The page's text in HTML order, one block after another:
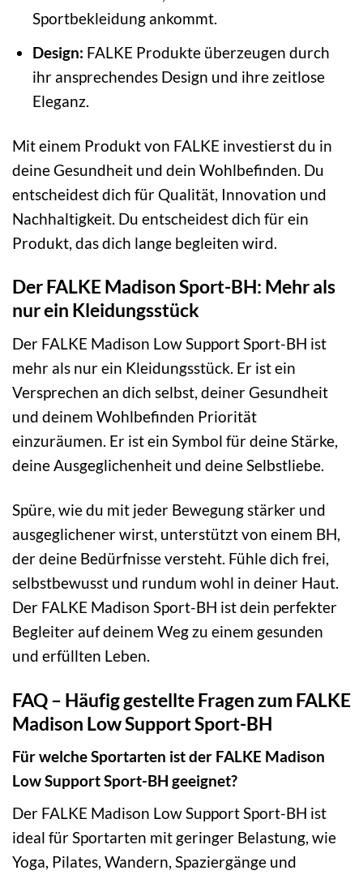
Sportbekleidung ankommt.
Design: FALKE Produkte überzeugen durch
ihr ansprechendes Design und ihre zeitlose
Eleganz.
Mit einem Produkt von FALKE investierst du in
deine Gesundheit und dein Wohlbefinden. Du
entscheidest dich für Qualität, Innovation und
Nachhaltigkeit. Du entscheidest dich für ein
Produkt, das dich lange begleiten wird.
Der FALKE Madison Sport-BH: Mehr als
nur ein Kleidungsstück
Der FALKE Madison Low Support Sport-BH ist
mehr als nur ein Kleidungsstück. Er ist ein
Versprechen an dich selbst, deiner Gesundheit
und deinem Wohlbefinden Priorität
einzuräumen. Er ist ein Symbol für deine Stärke,
deine Ausgeglichenheit und deine Selbstliebe.
Spüre, wie du mit jeder Bewegung stärker und
ausgeglichener wirst, unterstützt von einem BH,
der deine Bedürfnisse versteht. Fühle dich frei,
selbstbewusst und rundum wohl in deiner Haut.
Der FALKE Madison Sport-BH ist dein perfekter
Begleiter auf deinem Weg zu einem gesunden
und erfüllten Leben.
FAQ – Häufig gestellte Fragen zum FALKE
Madison Low Support Sport-BH
Für welche Sportarten ist der FALKE Madison
Low Support Sport-BH geeignet?
Der FALKE Madison Low Support Sport-BH ist
ideal für Sportarten mit geringer Belastung, wie
Yoga, Pilates, Wandern, Spaziergänge und